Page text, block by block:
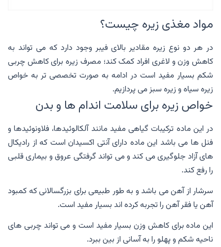
مواد مغذی زیره چیست؟
در هر دو نوع زیره مقادیر بالای فیبر وجود دارد که می تواند به
کاهش وزن و لاغری افراد کمک کند؛ مصرف زیره برای کاهش چربی
شکم بسیار مفید است در ادامه به صورت تخصصی تر به خواص
زیره سیاه و زیره سبز می پردازیم.
خواص زیره برای سلامت اندام ها و بدن
در این ماده ترکیبات گیاهی مفید مانند آلکالوئیدها، فلاونوئیدها و
فنل ها می باشد این ماده دارای آنتی اکسیدان است که از رادیکال
های آزاد جلوگیری می کند و می تواند گرفتگی عروق و بیماری قلبی
را رفع کند.
سرشار از آهن می باشد و به طور طبیعی برای بزرگسالانی که کمبود
آهن یا فقر آهن را تجربه کرده اند بسیار مفید است.
این ماده برای کاهش وزن بسیار مفید است و می تواند چربی های
ناحیه شکم و پهلو را به آسانی از بین ببرد.